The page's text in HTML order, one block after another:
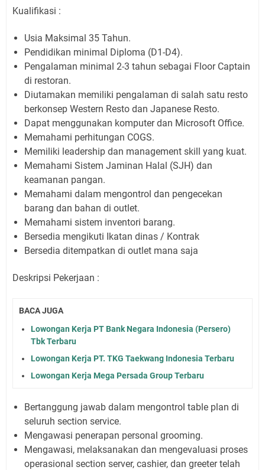
Kualifikasi :
Usia Maksimal 35 Tahun.
Pendidikan minimal Diploma (D1-D4).
Pengalaman minimal 2-3 tahun sebagai Floor Captain
di restoran.
Diutamakan memiliki pengalaman di salah satu resto
berkonsep Western Resto dan Japanese Resto.
Dapat menggunakan komputer dan Microsoft Office.
Memahami perhitungan COGS.
Memiliki leadership dan management skill yang kuat.
Memahami Sistem Jaminan Halal (SJH) dan
keamanan pangan.
Memahami dalam mengontrol dan pengecekan
barang dan bahan di outlet.
Memahami sistem inventori barang.
Bersedia mengikuti Ikatan dinas / Kontrak
Bersedia ditempatkan di outlet mana saja
Deskripsi Pekerjaan :
BACA JUGA
Lowongan Kerja PT Bank Negara Indonesia (Persero)
Tbk Terbaru
Lowongan Kerja PT. TKG Taekwang Indonesia Terbaru
Lowongan Kerja Mega Persada Group Terbaru
Bertanggung jawab dalam mengontrol table plan di
seluruh section service.
Mengawasi penerapan personal grooming.
Mengawasi, melaksanakan dan mengevaluasi proses
operasional section server, cashier, dan greeter telah